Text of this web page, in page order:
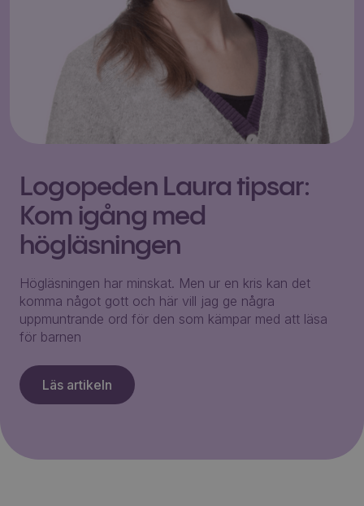
Logopeden Laura tipsar:
Kom igång med
högläsningen
Högläsningen har minskat. Men ur en kris kan det
komma något gott och här vill jag ge några
uppmuntrande ord för den som kämpar med att läsa
för barnen
Läs artikeln